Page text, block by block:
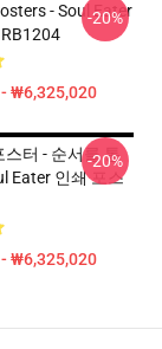
- Soul Eater
₩6,325,020
-20%
스터 - 순서를 통
Eater 인쇄 포스
₩6,325,020
-20%